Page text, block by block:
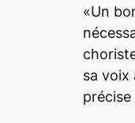
«Un
sa voix
précise